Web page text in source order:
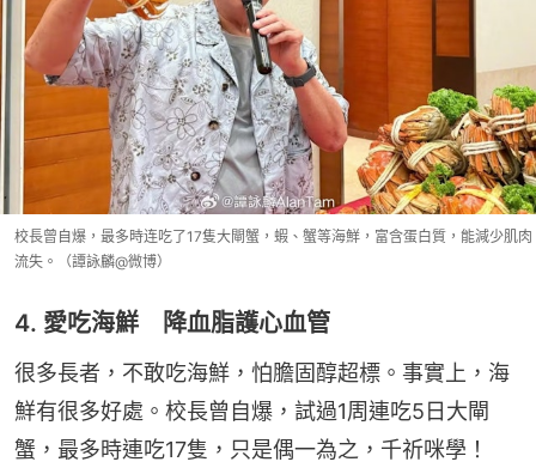
校長曾自爆，最多時连吃了17隻大閘蟹，蝦、蟹等海鮮，富含蛋白質，能減少肌肉
流失。（譚詠麟@微博）
4. 愛吃海鮮 降血脂護心血管
很多長者，不敢吃海鮮，怕膽固醇超標。事實上，海
鮮有很多好處。校長曾自爆，試過1周連吃5日大閘
蟹，最多時連吃17隻，只是偶一為之，千祈咪學！